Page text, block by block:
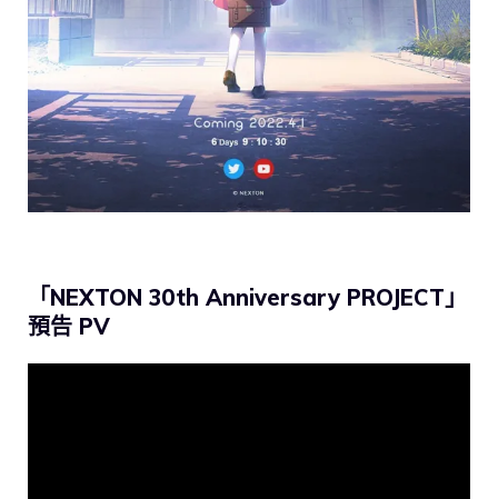
「NEXTON 30th Anniversary PROJECT」
預告 PV